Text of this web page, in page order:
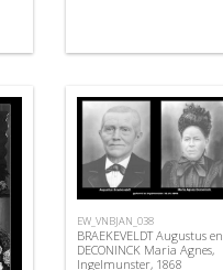
EW_VNBJAN_038
BRAEKEVELDT Augustus en
DECONINCK Maria Agnes,
Ingelmunster, 1868